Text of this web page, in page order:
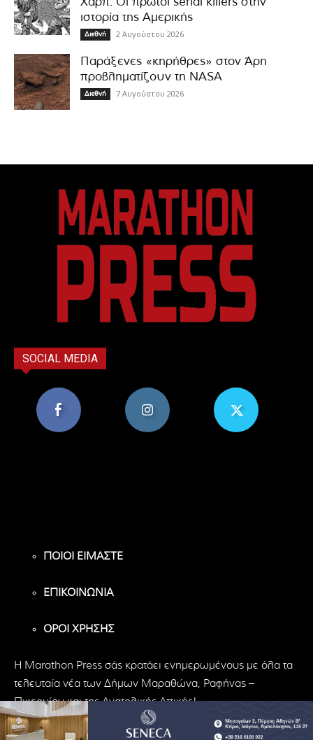
ιστορία της Αμερικής
Διεθνή 2 Αυγούστου 2026
Παράξενες «κηρήθρες» στον Άρη
προβληματίζουν τη NASA
Διεθνή 7 Αυγούστου 2026
SOCIAL MEDIA
ΠΟΙΟΙ ΕΙΜΑΣΤΕ
ΕΠΙΚΟΙΝΩΝΙΑ
ΟΡΟΙ ΧΡΗΣΗΣ
H Marathon Press σάς κρατάει ενημερωμένους με όλα τα
τελευταία νέα των Δήμων Μαραθώνα, Ραφήνας –
Πικερμίου και της Ανατολικής Αττικής!